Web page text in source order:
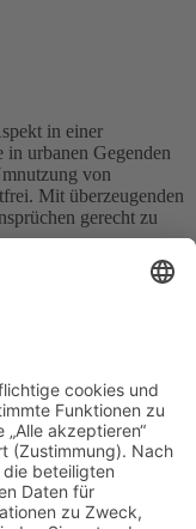
in einer
in urbanen Gegenden
von
Mit überzeugenden
gerecht zu
führt dazu, dass
belegt werden. Die
werden in
bei Neubauten, bei der
der Sanierung von
sehr wichtige